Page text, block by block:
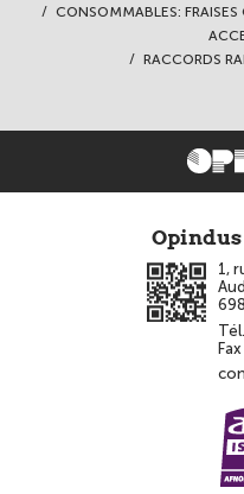
CONSOMMABLES: FRAISES
RACCORDS
Opindus
1,
Fax